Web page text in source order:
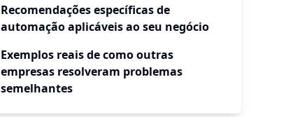
Recomendações específicas de
automação aplicáveis ao seu negócio
Exemplos reais de como outras
empresas resolveram problemas
semelhantes